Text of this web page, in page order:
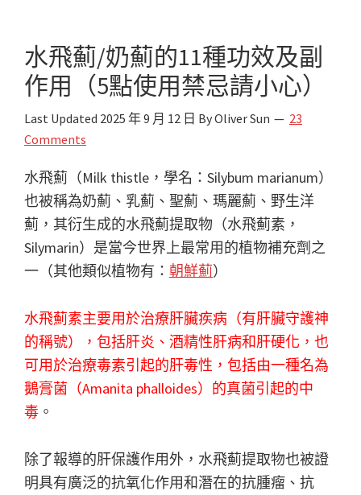
水飛薊/奶薊的11種功效及副
作用（5點使用禁忌請小心）
Last Updated 2025 年 9 月 12 日 ByOliver Sun
23
Comments
水飛薊（Milk thistle，學名：Silybum marianum）
也被稱為奶薊、乳薊、聖薊、瑪麗薊、野生洋
薊，其衍生成的水飛薊提取物（水飛薊素，
Silymarin）是當今世界上最常用的植物補充劑之
一（其他類似植物有： 朝鮮薊）
水飛薊素主要用於治療肝臟疾病（有肝臟守護神
的稱號），包括肝炎、酒精性肝病和肝硬化，也
可用於治療毒素引起的肝毒性，包括由一種名為
鵝膏菌（Amanita phalloides）的真菌引起的中
毒 。
除了報導的肝保護作用外，水飛薊提取物也被證
明具有廣泛的抗氧化作用和潛在的抗腫瘤、抗